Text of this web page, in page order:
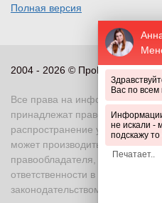
Вас по
не искали -
подскажу
Полная версия
2004 - 2026 © ПроПериметр,
Все права на
принадлежат
распространение указанных
может производиться только с
правообладателя, в противном
ответственности в
законодательством